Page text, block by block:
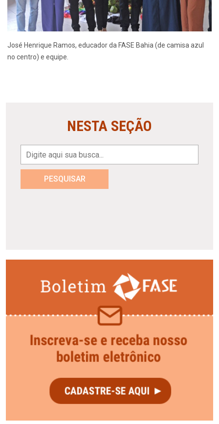
José Henrique Ramos, educador da FASE Bahia (de camisa azul
no centro) e equipe.
NESTA SEÇÃO
PESQUISAR